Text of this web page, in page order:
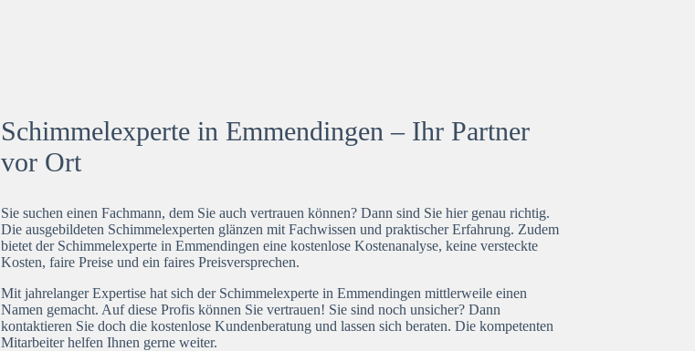
Schimmelexperte in Emmendingen – Ihr Partner
vor Ort
Sie suchen einen Fachmann, dem Sie auch vertrauen können? Dann sind Sie hier genau richtig.
Die ausgebildeten Schimmelexperten glänzen mit Fachwissen und praktischer Erfahrung. Zudem
bietet der Schimmelexperte in Emmendingen eine kostenlose Kostenanalyse, keine versteckte
Kosten, faire Preise und ein faires Preisversprechen.
Mit jahrelanger Expertise hat sich der Schimmelexperte in Emmendingen mittlerweile einen
Namen gemacht. Auf diese Profis können Sie vertrauen! Sie sind noch unsicher? Dann
kontaktieren Sie doch die kostenlose Kundenberatung und lassen sich beraten. Die kompetenten
Mitarbeiter helfen Ihnen gerne weiter.